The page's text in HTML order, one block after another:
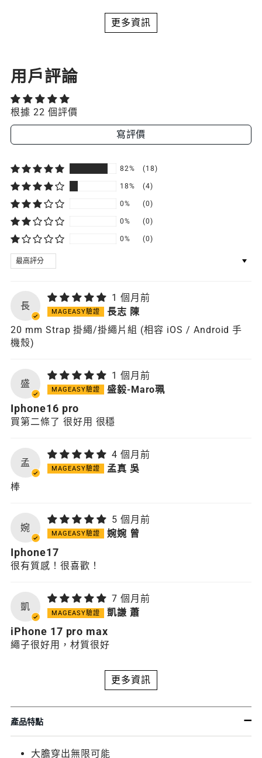
更多資訊
用戶評論
根據 22 個評價
寫評價
82% (18)
18% (4)
0% (0)
0% (0)
0% (0)
SORT BY
長
1 個月前
長志 陳
20 mm Strap 掛繩/掛繩片組 (相容 iOS / Android 手
機殼)
盛
1 個月前
盛毅-Maro珮
Iphone16 pro
買第二條了 很好用 很穩
孟
4 個月前
孟真 吳
棒
婉
5 個月前
婉婉 曾
Iphone17
很有質感！很喜歡！
凱
7 個月前
凱謙 蕭
iPhone 17 pro max
繩子很好用，材質很好
更多資訊
產品特點
大膽穿出無限可能